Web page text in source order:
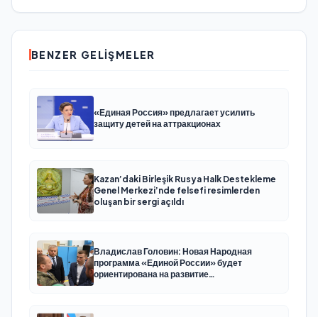
BENZER GELIŞMELER
«Единая Россия» предлагает усилить
защиту детей на аттракционах
Kazan’daki Birleşik Rusya Halk Destekleme
Genel Merkezi’nde felsefi resimlerden
oluşan bir sergi açıldı
Владислав Головин: Новая Народная
программа «Единой России» будет
ориентирована на развитие